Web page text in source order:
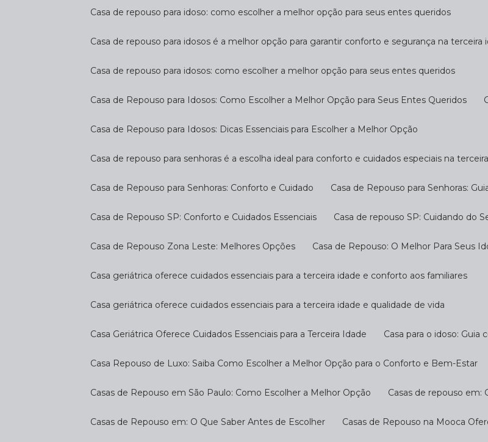
Casa de repouso para idoso: como escolher a melhor opção para seus entes queridos
Casa de repouso para idosos é a melhor opção para garantir conforto e segurança na terceira
Casa de repouso para idosos: como escolher a melhor opção para seus entes queridos
Casa de Repouso para Idosos: Como Escolher a Melhor Opção para Seus Entes Queridos
Casa de Repouso para Idosos: Dicas Essenciais para Escolher a Melhor Opção
Casa de repouso para senhoras é a escolha ideal para conforto e cuidados especiais na
Casa de Repouso para Senhoras: Conforto e Cuidado Casa de Repouso para Senhoras:
Casa de Repouso SP: Conforto e Cuidados Essenciais Casa de repouso SP: Cuidando do
Casa de Repouso Zona Leste: Melhores Opções Casa de Repouso: O Melhor Para Seus
Casa geriátrica oferece cuidados essenciais para a terceira idade e conforto aos familiares
Casa geriátrica oferece cuidados essenciais para a terceira idade e qualidade de vida
Casa Geriátrica Oferece Cuidados Essenciais para a Terceira Idade Casa para o idoso:
Casa Repouso de Luxo: Saiba Como Escolher a Melhor Opção para o Conforto e Bem-Estar
Casas de Repouso em São Paulo: Como Escolher a Melhor Opção Casas de repouso
Casas de Repouso em: O Que Saber Antes de Escolher Casas de Repouso na Mooca